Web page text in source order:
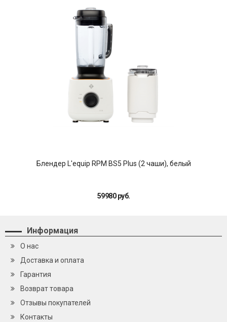
Блендер L'equip RPM BS5 Plus (2 чаши), белый
59980 руб.
Информация
О нас
Доставка и оплата
Гарантия
Возврат товара
Отзывы покупателей
Контакты